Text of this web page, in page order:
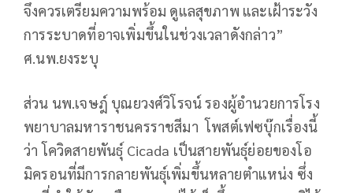
จึงควรเตรียมความพร้อม ดูแลสุขภาพ และเฝ้าระวัง
การระบาดที่อาจเพิ่มขึ้นในช่วงเวลาดังกล่าว”
ศ.นพ.ยงระบุ
ส่วน นพ.เจษฎ์ บุณยวงศ์วิโรจน์ รองผู้อำนวยการโรง
พยาบาลมหาราชนครราชสีมา โพสต์เฟซบุ๊กเรื่องนี้
ว่า โควิดสายพันธุ์ Cicada เป็นสายพันธุ์ย่อยของโอ
มิครอนที่มีการกลายพันธุ์เพิ่มขึ้นหลายตำแหน่ง ซึ่ง